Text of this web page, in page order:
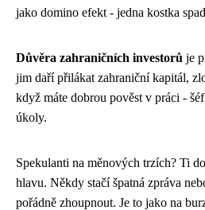
jako domino efekt - jedna kostka
Důvěra zahraničních investorů je
jim daří přilákat zahraniční kapitál,
když máte dobrou pověst v práci -
úkoly.
Spekulanti na měnových trzích? Ti
hlavu. Někdy stačí špatná zpráva
pořádně zhoupnout. Je to jako na